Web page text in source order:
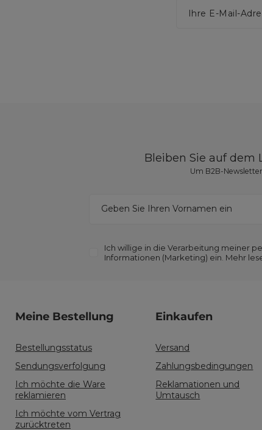
Ihre E-Mail-
Bleiben Sie auf dem
Um B2B-
Geben Sie Ihren Vornamen ein
Ich willige in die Verarbeitung meiner
Informationen (Marketing) ein. Mehr
Meine Bestellung
Bestellungsstatus
Sendungsverfolgung
Ich möchte die Ware
reklamieren
Ich möchte vom Vertrag
zurücktreten
Einkaufen
Versand
Zahlungsbedingungen
Reklamationen und
Umtausch